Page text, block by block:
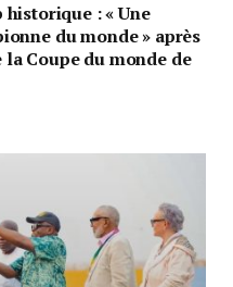
: « Une
du monde » après
Coupe du monde de